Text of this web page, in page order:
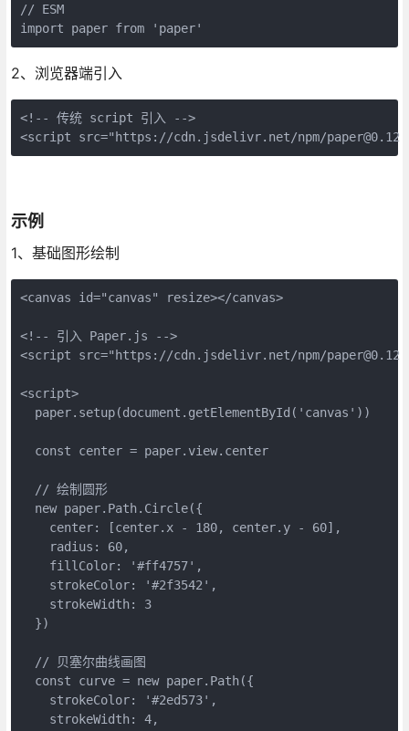
// ESM
import paper from 'paper'
2、浏览器端引入
<!-- 传统 script 引入 -->
<script src="https://cdn.jsdelivr.net/npm/
示例
1、基础图形绘制
<canvas id="canvas" resize></canvas>
<!-- 引入 Paper.js -->
<script src="https://cdn.jsdelivr.net/npm/
<script>
  paper.setup(document.getElementById('canvas'))
  const center = paper.view.center
  // 绘制圆形
  new paper.Path.Circle({
    center: [center.x - 180, center.y - 60],
    radius: 60,
    fillColor: '#ff4757',
    strokeColor: '#2f3542',
    strokeWidth: 3
  })
  // 贝塞尔曲线画图
  const curve = new paper.Path({
    strokeColor: '#2ed573',
    strokeWidth: 4,